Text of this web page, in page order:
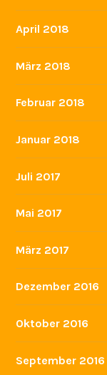
April 2018
März 2018
Februar 2018
Januar 2018
Juli 2017
Mai 2017
März 2017
Dezember 2016
Oktober 2016
September 2016